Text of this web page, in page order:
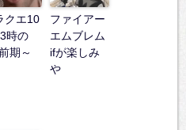
クエ10
時の
期～
ファイアー
エムブレム
ifが楽しみ
や